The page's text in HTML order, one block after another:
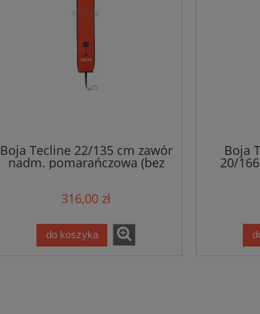
Boja Tecline 22/135 cm zawór
nadm. pomarańczowa (bez
316,00 zł
do koszyka
Boja
20/